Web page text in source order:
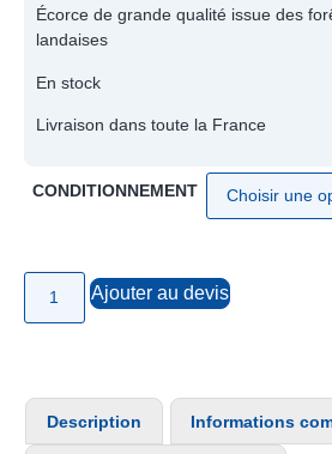
Écorce de grande qualité issue des
landaises
En stock
Livraison dans toute la France
CONDITIONNEMENT
Ajouter au devis
Description Informations